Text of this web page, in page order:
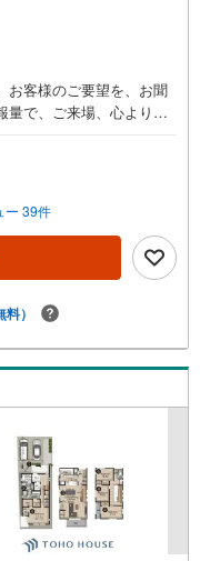
お客様のご要望を、お聞
量で、ご来場、心よりお
未来に起こるであろうご
提案「ミラカレクラ
綺麗にかつ瀟洒にさせる
ス。・ 購入者様へ、税
ーをご招待いたします。
お伝えください。（も
合がございますのでご容
ですがご一報ください。
、お客様宅へのお迎
辺のコンビニ等でお待
さい。ご希望条件をお
以外の資料も用意して
てご案内させていただ
ー 39件
）